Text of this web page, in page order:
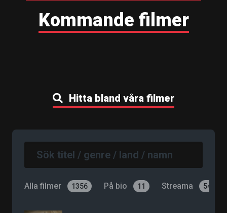
Kommande filmer
Hitta bland våra filmer
Alla filmer 1356 På bio 11 Streama 540